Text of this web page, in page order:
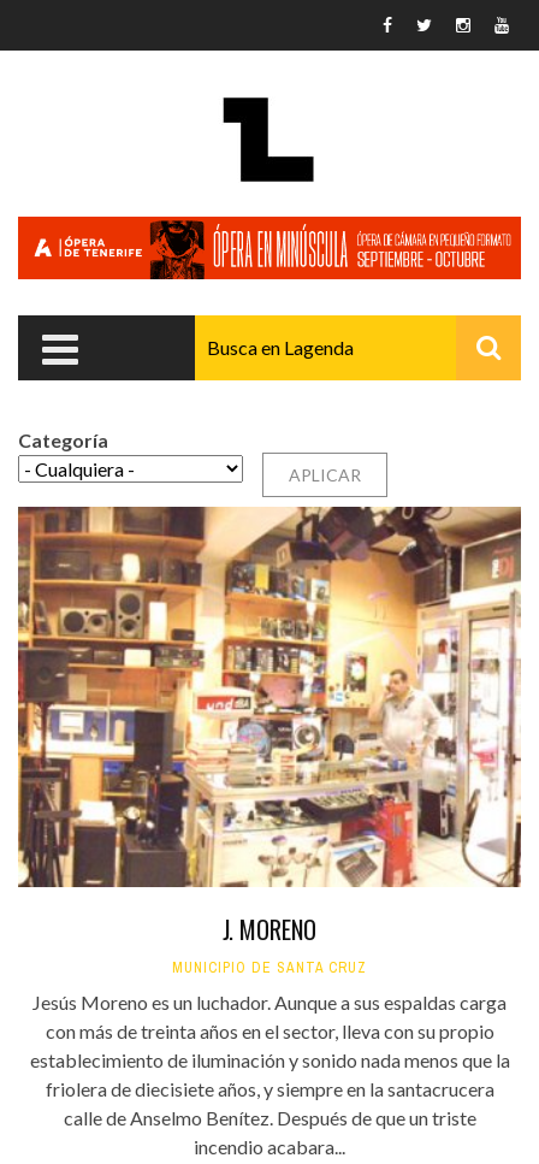
Categoría
J. MORENO
MUNICIPIO DE SANTA CRUZ
Jesús Moreno es un luchador. Aunque a sus espaldas carga
con más de treinta años en el sector, lleva con su propio
establecimiento de iluminación y sonido nada menos que la
friolera de diecisiete años, y siempre en la santacrucera
calle de Anselmo Benítez. Después de que un triste
incendio acabara...